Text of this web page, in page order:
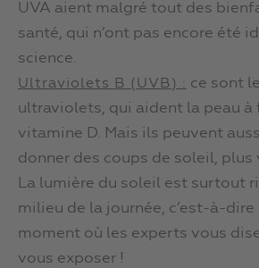
UVA aient malgré tout des
santé, qui n’ont pas encore été
science.
Ultraviolets B (UVB) : ce sont
ultraviolets, qui aident la peau à
vitamine D. Mais ils peuvent
donner des coups de soleil, plus
La lumière du soleil est surtout
milieu de la journée, c’est-à-
moment où les experts vous
vous exposer !